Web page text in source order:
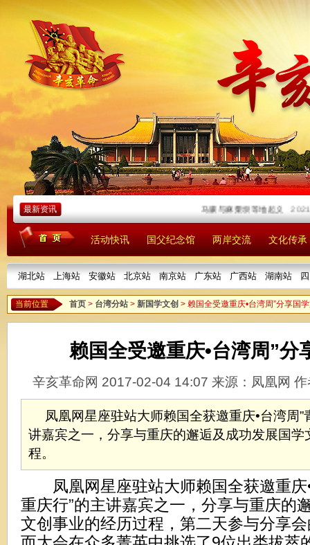
最新资讯 马骧与麻栗坝等地起义 2021/
活动快讯 国父纪念馆 两岸交流 文化传承
湖北站 上海站 安徽站 北京站 南京站 广东站 广西站 湖南站
当前位置 首页 > 台湾分站 > 新国学文创 > 赖国全受邀重庆•台湾周”分享国
赖国全受邀重庆•台湾周”分
辛亥革命网 2017-02-04 14:07 来源：凤凰网
凤凰网星座驻站大师赖国全获邀重庆•台湾周”
讲嘉宾之一，分享与重庆的邂逅及成功发展国学
程。
凤凰网星座驻站大师赖国全获邀重庆
重庆行”的主讲嘉宾之一，分享与重庆的
文创事业的经历过程，第二天参与分享